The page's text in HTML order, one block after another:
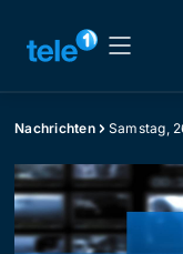
Nachrichten Samstag,